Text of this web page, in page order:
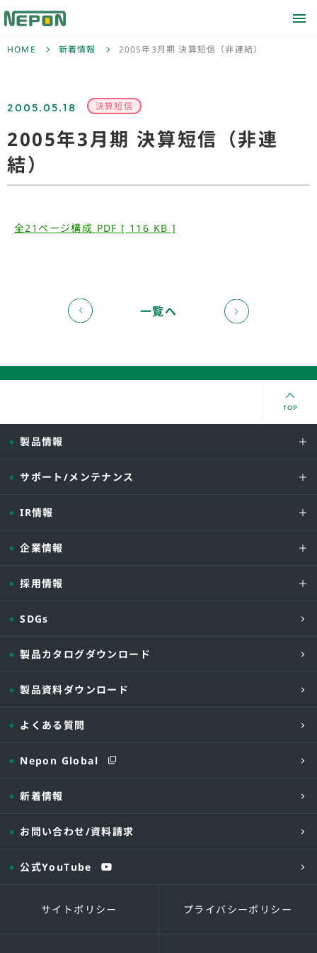
HOME 新着情報 2005年3月期 決算短信（非連結）
2005.05.18 決算短信
2005年3月期 決算短信（非連
結）
全21ページ構成 PDF [ 116 KB ]
一覧へ
TOP
製品情報
サポート/メンテナンス
IR情報
企業情報
採用情報
SDGs
製品カタログダウンロード
製品資料ダウンロード
よくある質問
Nepon Global
新着情報
お問い合わせ/資料請求
公式YouTube
サイトポリシー プライバシーポリシー